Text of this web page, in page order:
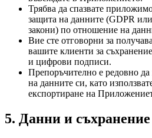
Трябва да спазвате
защита на данните (GDPR
закони) по отношение на
Вие сте отговорни за
вашите клиенти за
и цифрови подписи.
Препоръчително е редовно да
на данните си, като
експортиране на
5. Данни и съхранение